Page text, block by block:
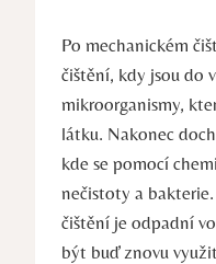
Po mechanickém
čištění, kdy jsou do
mikroorganismy,
látku. Nakonec
kde se pomocí
nečistoty a
čištění je odpadní
být buď znovu